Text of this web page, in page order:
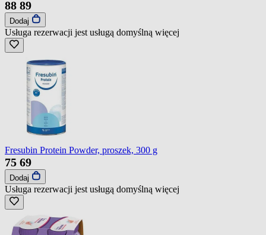
88 89
Dodaj
Usługa rezerwacji jest usługą domyślną więcej
Fresubin Protein Powder, proszek, 300 g
75 69
Dodaj
Usługa rezerwacji jest usługą domyślną więcej